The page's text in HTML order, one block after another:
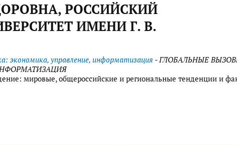
РОССИЙСКИЙ
ИМЕНИ Г. В.
экономика, управление, информатизация - ГЛОБАЛЬНЫЕ
мировые, общероссийские и региональные тенденции и